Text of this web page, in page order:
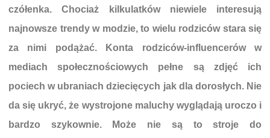
czółenka. Chociaż kilkulatków niewiele interesują
najnowsze trendy w modzie, to wielu rodziców stara się
za nimi podążać. Konta rodziców-influencerów w
mediach społecznościowych pełne są zdjęć ich
pociech w ubraniach dziecięcych jak dla dorosłych. Nie
da się ukryć, że wystrojone maluchy wyglądają uroczo i
bardzo szykownie. Może nie są to stroje do